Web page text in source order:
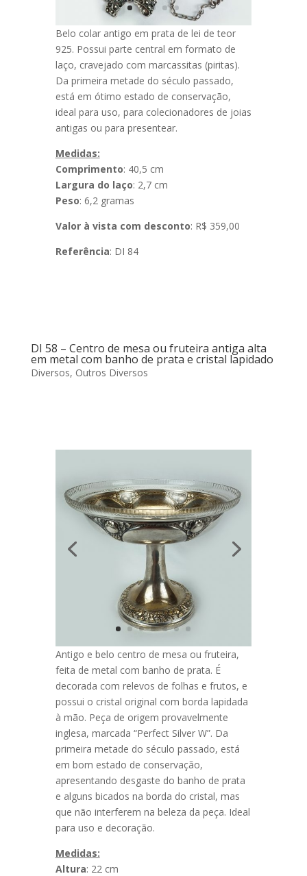
Belo colar antigo em prata de lei de teor
925. Possui parte central em formato de
laço, cravejado com marcassitas (piritas).
Da primeira metade do século passado,
está em ótimo estado de conservação,
ideal para uso, para colecionadores de joias
antigas ou para presentear.
Medidas:
Comprimento: 40,5 cm
Largura do laço: 2,7 cm
Peso: 6,2 gramas
Valor à vista com desconto: R$ 359,00
Referência: DI 84
DI 58 – Centro de mesa ou fruteira antiga alta
em metal com banho de prata e cristal lapidado
Diversos, Outros Diversos
Antigo e belo centro de mesa ou fruteira,
feita de metal com banho de prata. É
decorada com relevos de folhas e frutos, e
possui o cristal original com borda lapidada
à mão. Peça de origem provavelmente
inglesa, marcada “Perfect Silver W”. Da
primeira metade do século passado, está
em bom estado de conservação,
apresentando desgaste do banho de prata
e alguns bicados na borda do cristal, mas
que não interferem na beleza da peça. Ideal
para uso e decoração.
Medidas:
Altura: 22 cm